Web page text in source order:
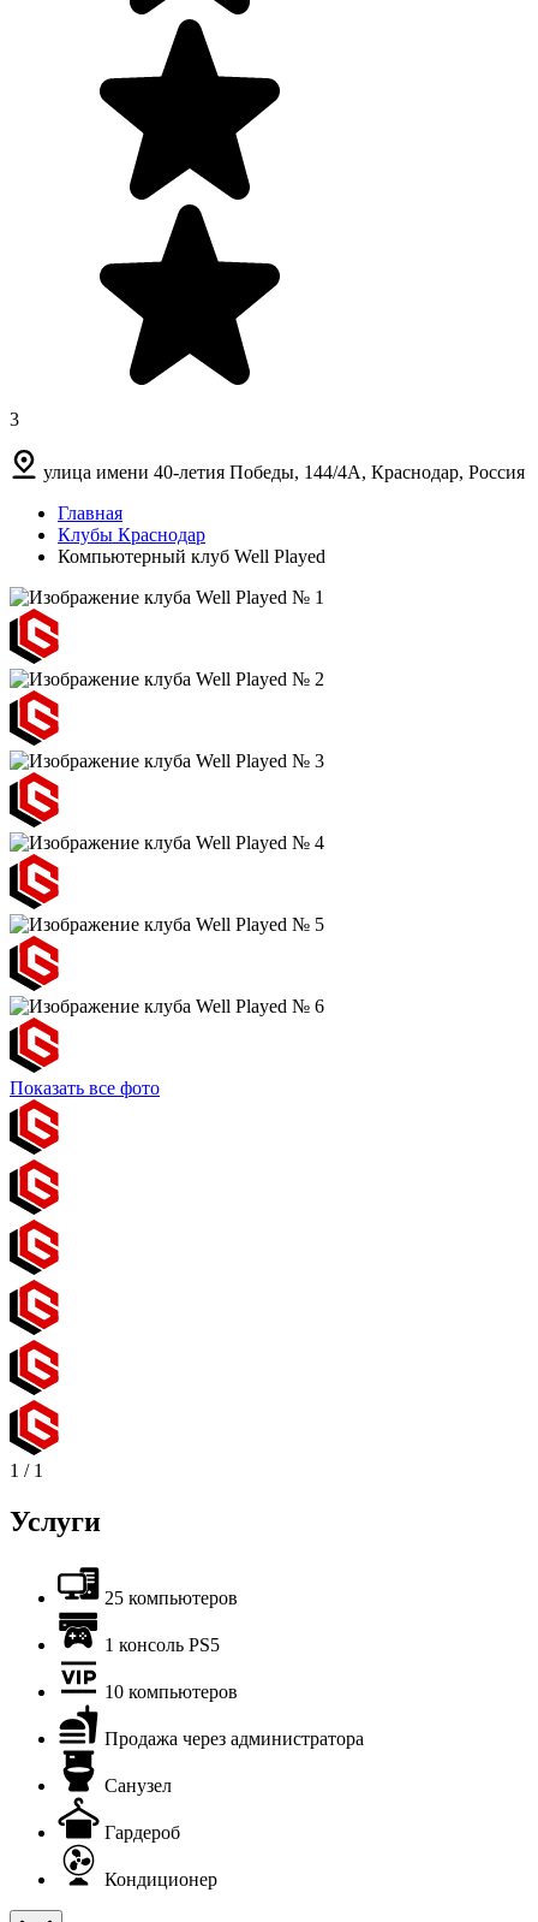
3
улица имени 40-летия Победы, 144/4А, Краснодар, Россия
Главная
Клубы Краснодар
Компьютерный клуб Well Played
Показать все фото
1 / 1
Услуги
25 компьютеров
1 консоль PS5
10 компьютеров
Продажа через администратора
Санузел
Гардероб
Кондиционер